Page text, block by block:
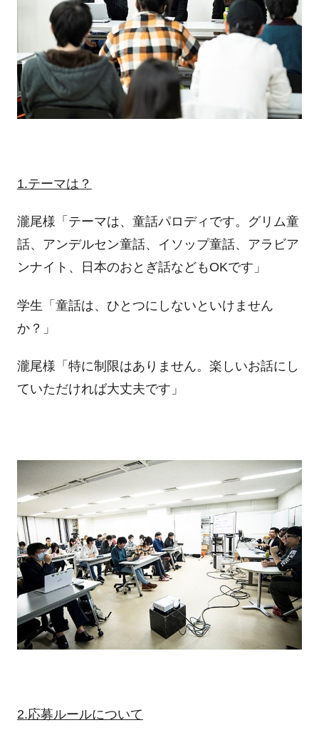
1.テーマは？
瀧尾様「テーマは、童話パロディです。グリム童
話、アンデルセン童話、イソップ童話、アラビア
ンナイト、日本のおとぎ話などもOKです」
学生「童話は、ひとつにしないといけません
か？」
瀧尾様「特に制限はありません。楽しいお話にし
ていただければ大丈夫です」
2.応募ルールについて